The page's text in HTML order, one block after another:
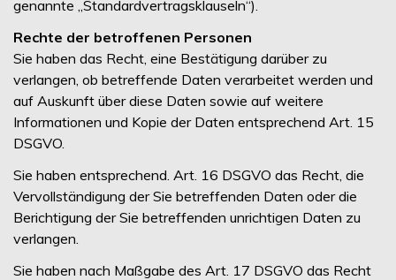
genannte „Standardvertragsklauseln“).
Rechte der betroffenen Personen
Sie haben das Recht, eine Bestätigung darüber zu
verlangen, ob betreffende Daten verarbeitet werden und
auf Auskunft über diese Daten sowie auf weitere
Informationen und Kopie der Daten entsprechend Art. 15
DSGVO.
Sie haben entsprechend. Art. 16 DSGVO das Recht, die
Vervollständigung der Sie betreffenden Daten oder die
Berichtigung der Sie betreffenden unrichtigen Daten zu
verlangen.
Sie haben nach Maßgabe des Art. 17 DSGVO das Recht